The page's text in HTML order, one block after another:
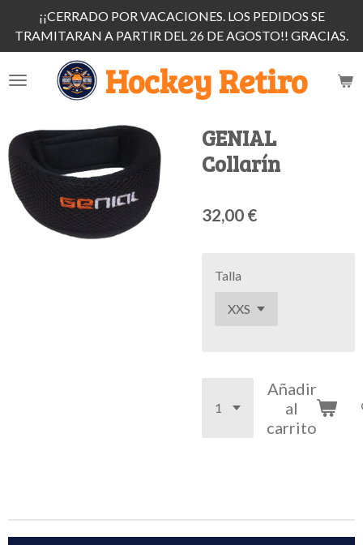
al
contenido
principal
Hockey Retiro
¡¡CERRADO POR VACACIONES. LOS PEDIDOS SE
TRAMITARAN A PARTIR DEL 26 DE AGOSTO!! GRACIAS.
GENIAL
Collarín
32,00 €
Talla
Añadir
al
carrito